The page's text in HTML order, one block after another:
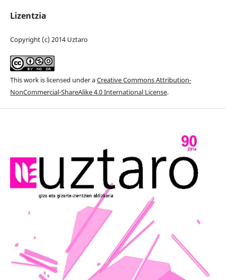
Lizentzia
Copyright (c) 2014 Uztaro
This work is licensed under aCreative Commons Attribution-
NonCommercial-ShareAlike 4.0 International License.